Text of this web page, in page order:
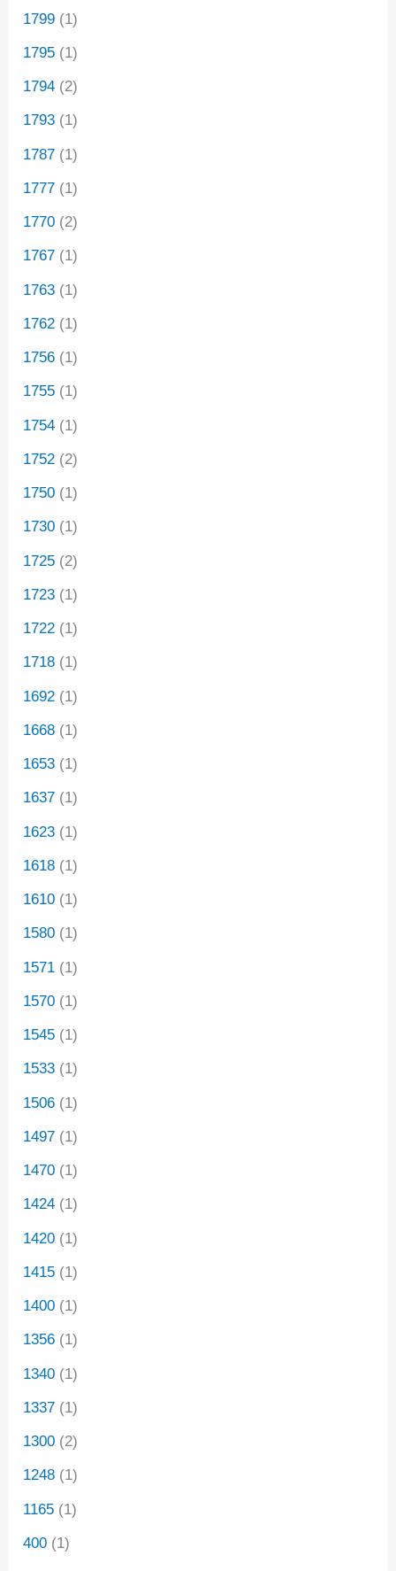
1799 (1)
1795 (1)
1794 (2)
1793 (1)
1787 (1)
1777 (1)
1770 (2)
1767 (1)
1763 (1)
1762 (1)
1756 (1)
1755 (1)
1754 (1)
1752 (2)
1750 (1)
1730 (1)
1725 (2)
1723 (1)
1722 (1)
1718 (1)
1692 (1)
1668 (1)
1653 (1)
1637 (1)
1623 (1)
1618 (1)
1610 (1)
1580 (1)
1571 (1)
1570 (1)
1545 (1)
1533 (1)
1506 (1)
1497 (1)
1470 (1)
1424 (1)
1420 (1)
1415 (1)
1400 (1)
1356 (1)
1340 (1)
1337 (1)
1300 (2)
1248 (1)
1165 (1)
400 (1)